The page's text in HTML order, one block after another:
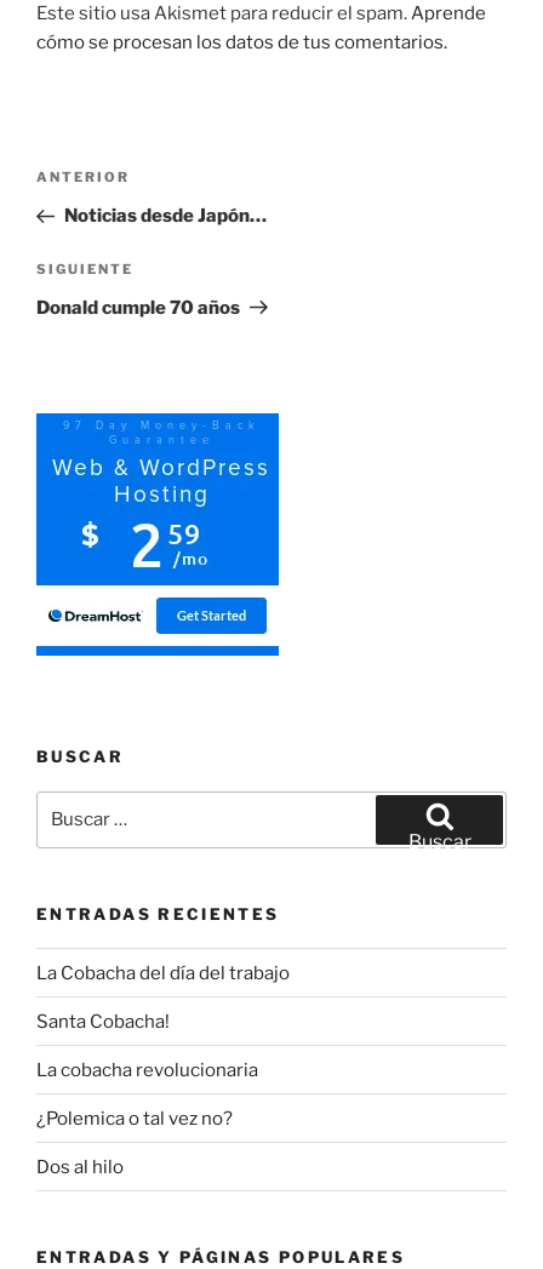
Este sitio usa Akismet para reducir el spam.Aprende
cómo se procesan los datos de tus comentarios.
Navegación
entradas
Entrada
anterior:
ANTERIOR
Noticias desde Japón…
Siguiente
entrada
SIGUIENTE
Donald cumple 70 años
BUSCAR
por:
Buscar
ENTRADAS RECIENTES
La Cobacha del día del trabajo
Santa Cobacha!
La cobacha revolucionaria
¿Polemica o tal vez no?
Dos al hilo
ENTRADAS Y PÁGINAS POPULARES